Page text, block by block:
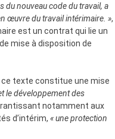
nouveau code du travail, a
œuvre du travail intérimaire. »,
est un contrat qui lie un
mise à disposition de
ce texte constitue une mise
le développement des
notamment aux
d’intérim, « une protection